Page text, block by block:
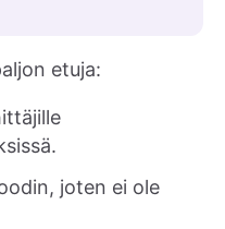
etuja:
joten ei ole